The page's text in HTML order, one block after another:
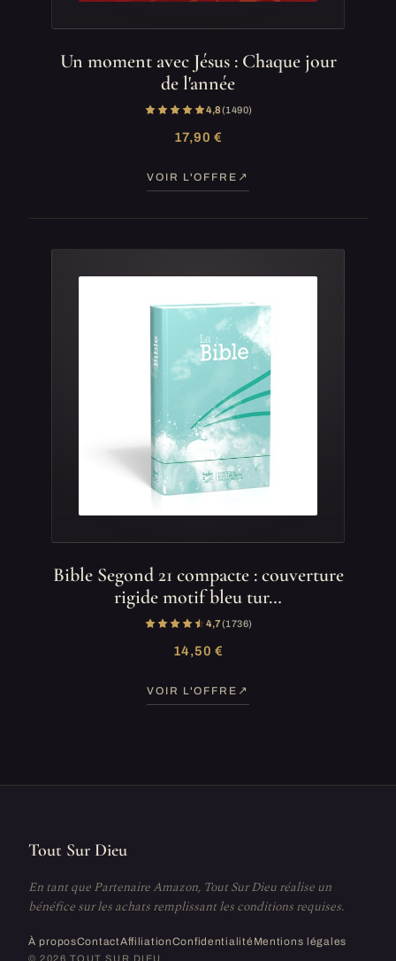
Un moment avec Jésus : Chaque jour
de l'année
4,8(1 490)
17,90 €
VOIR L'OFFRE
Bible Segond 21 compacte : couverture
rigide motif bleu tur…
4,7(1 736)
14,50 €
VOIR L'OFFRE
Tout Sur Dieu
En tant que Partenaire Amazon, Tout Sur Dieu réalise un
bénéfice sur les achats remplissant les conditions requises.
À proposContactAffiliationConfidentialité Mentions légales
© 2026 TOUT SUR DIEU